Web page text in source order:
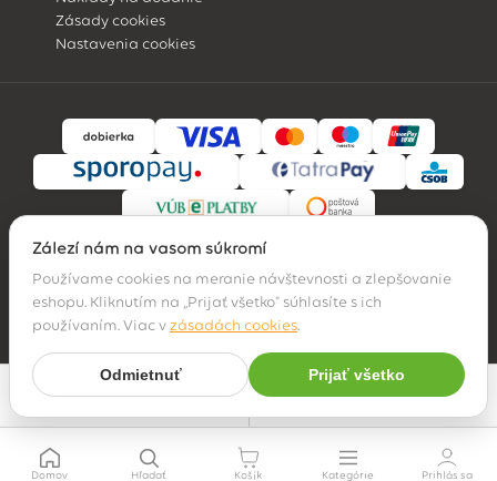
Filter Najpredávanejšie
Zásady cookies
Nastavenia cookies
© 2026 Hossa family, s. r. o.
Domov Hľadať Košík Kategórie Prihlás sa
Záleží nám na vašom súkromí
Používame cookies na meranie návštevnosti a zlepšovanie
eshopu. Kliknutím na „Prijať všetko" súhlasíte s ich
používaním. Viac vzásadách cookies.
Odmietnuť Prijať všetko